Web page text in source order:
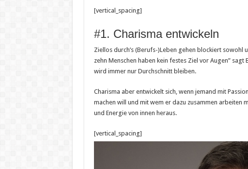
[vertical_spacing]
#1. Charisma entwickeln
Ziellos durch’s (Berufs-)Leben gehen blockiert sowohl
zehn Menschen haben kein festes Ziel vor Augen”
wird immer nur Durchschnitt bleiben.
Charisma aber entwickelt sich, wenn jemand mit
machen will und mit wem er dazu zusammen arbeiten
und Energie von innen heraus.
[vertical_spacing]